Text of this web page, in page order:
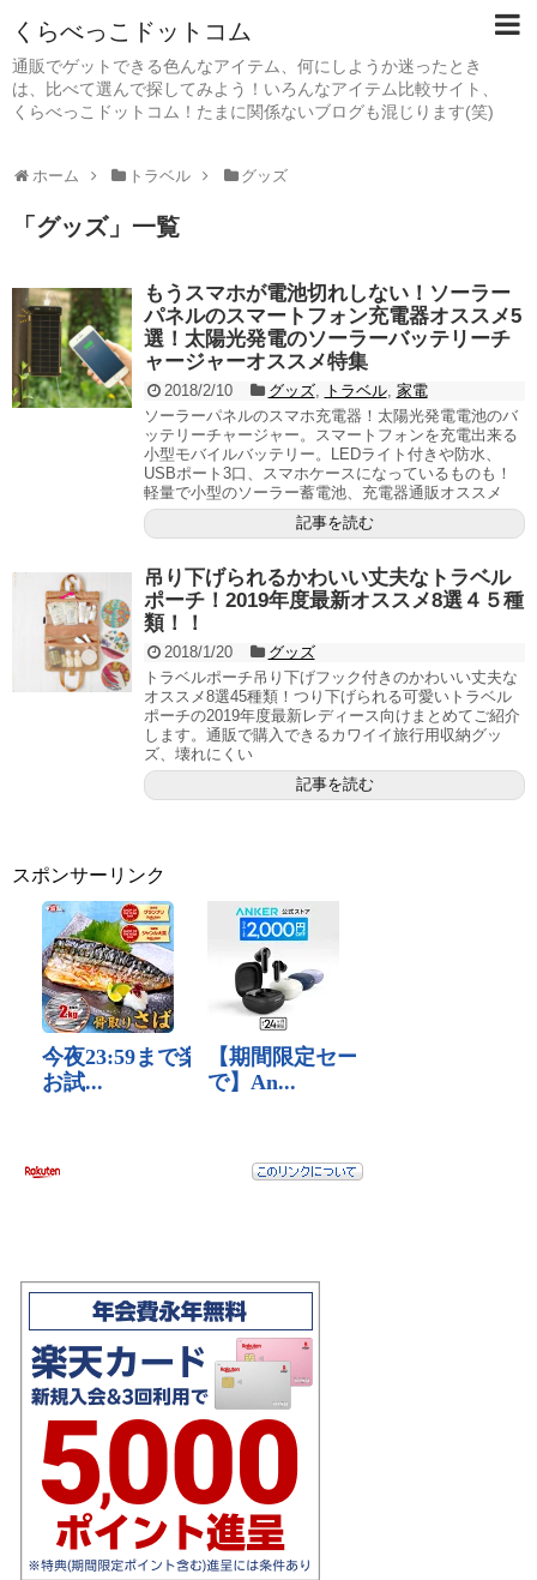
くらべっこドットコム
通販でゲットできる色んなアイテム、何にしようか迷ったとき
は、比べて選んで探してみよう！いろんなアイテム比較サイト、
くらべっこドットコム！たまに関係ないブログも混じります(笑)
ホーム トラベル グッズ
「 グッズ」 一覧
もうスマホが電池切れしない！ソーラー
パネルのスマートフォン充電器オススメ5
選！太陽光発電のソーラーバッテリーチ
ャージャーオススメ特集
2018/2/10 グッズ, トラベル, 家電
ソーラーパネルのスマホ充電器！太陽光発電電池のバ
ッテリーチャージャー。スマートフォンを充電出来る
小型モバイルバッテリー。LEDライト付きや防水、
USBポート3口、スマホケースになっているものも！
軽量で小型のソーラー蓄電池、充電器通販オススメ
記事を読む
吊り下げられるかわいい丈夫なトラベル
ポーチ！2019年度最新オススメ8選４５種
類！！
2018/1/20
グッズ
トラベルポーチ吊り下げフック付きのかわいい丈夫な
オススメ8選45種類！つり下げられる可愛いトラベル
ポーチの2019年度最新レディース向けまとめてご紹介
します。通販で購入できるカワイイ旅行用収納グッ
ズ、壊れにくい
記事を読む
スポンサーリンク